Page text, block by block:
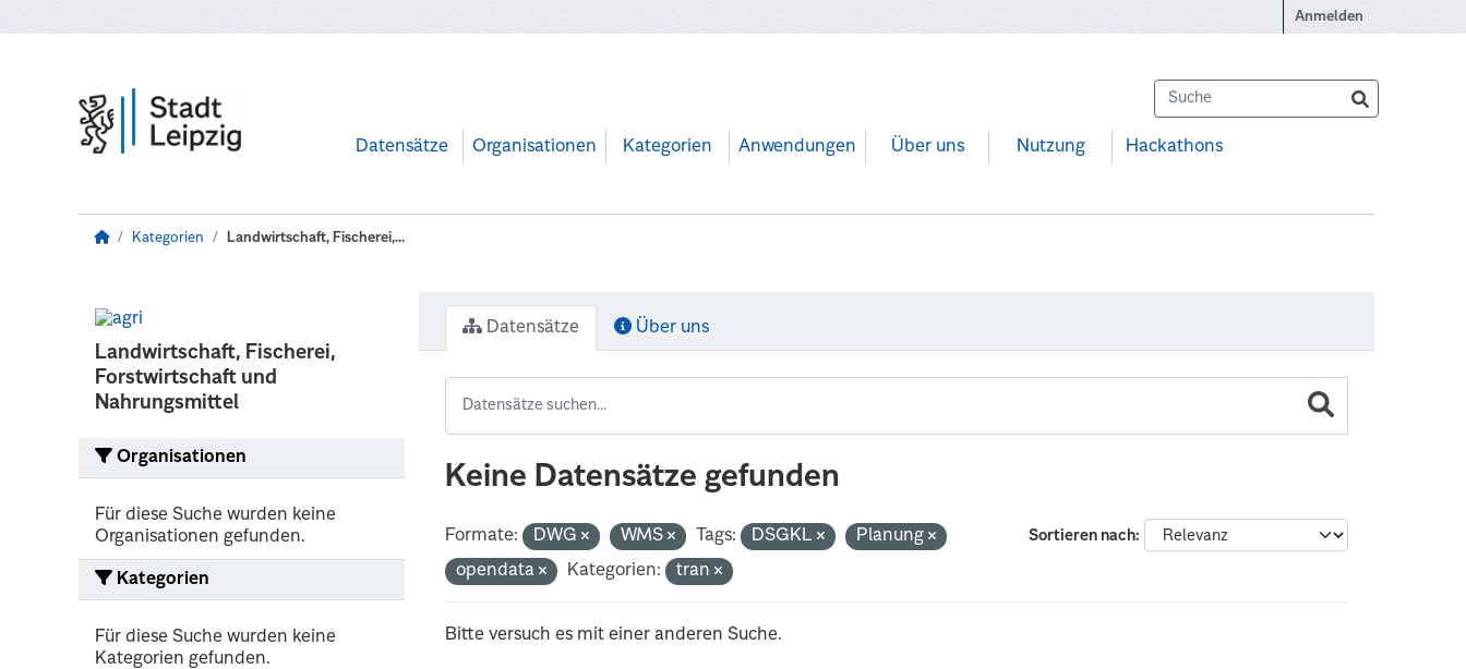
Anmelden
Datensätze Organisationen Kategorien Anwendungen Über uns Nutzung Hackathons
Kategorien Landwirtschaft, Fischerei,...
Landwirtschaft, Fischerei,
Forstwirtschaft und
Nahrungsmittel
Organisationen
Für diese Suche wurden keine
Organisationen gefunden.
Kategorien
Für diese Suche wurden keine
Kategorien gefunden.
Datensätze Über uns
Keine Datensätze gefunden
Sortieren nach
Formate: DWG WMS Tags: DSGKL
Planung
opendata
Kategorien: tran
Bitte versuch es mit einer anderen Suche.